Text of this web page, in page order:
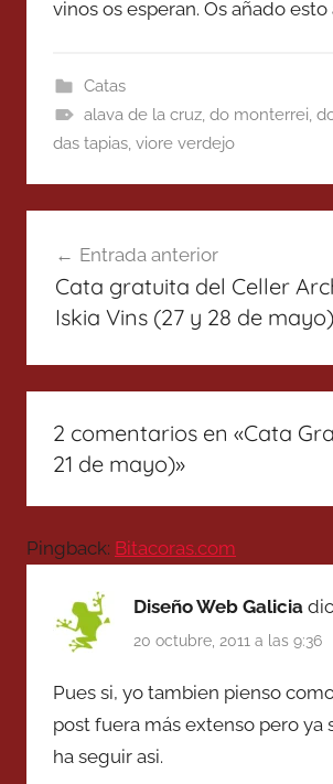
vinos os esperan. Os añado esto
Catas
alava de la cruz, do monterrei,
das tapias, viore verdejo
de
entradas
Entrada anterior
Cata gratuita del Celler
Iskia Vins (27 y 28 de mayo)
2 comentarios en «Cata
21 de mayo)»
Pingback: Bitacoras.com
Diseño Web Galicia
20 octubre, 2011 a las 9:36
Pues si, yo tambien pienso
post fuera más extenso pero ya
ha seguir asi.